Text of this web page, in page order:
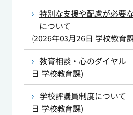
特別な支援や配慮が必要
について
(2026年03月26日 学校教育
教育相談・心のダイヤル
日 学校教育課)
学校評議員制度について
日 学校教育課)